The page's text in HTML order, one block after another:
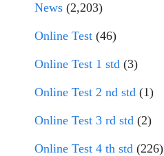
News (2,203)
Online Test (46)
Online Test 1 std (3)
Online Test 2 nd std (1)
Online Test 3 rd std (2)
Online Test 4 th std (226)